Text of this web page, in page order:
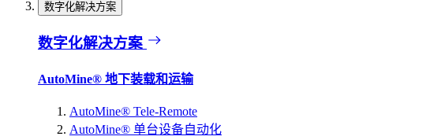
数字化解决方案
数字化解决方案
AutoMine® 地下装载和运输
AutoMine® Tele-Remote
AutoMine® 单台设备自动化